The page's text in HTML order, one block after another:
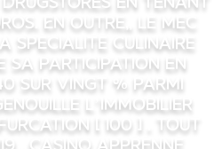
En outre,, le mec
specialite culinaire
sa participation en
sur vingt % parmi
l’immobilier
[ 100 ] . Tout
, Casino apprenne